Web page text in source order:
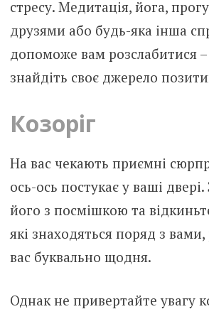
стресу. Медитація, йога,
друзями або будь-яка інша
допоможе вам розслабитися –
знайдіть своє джерело
Козоріг
На вас чекають приємні
ось-ось постукає у ваші двері.
його з посмішкою та
які знаходяться поряд з
вас буквально щодня.
Однак не привертайте увагу